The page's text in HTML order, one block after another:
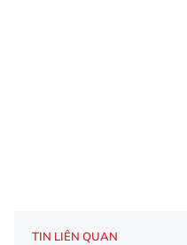
TIN LIÊN QUAN